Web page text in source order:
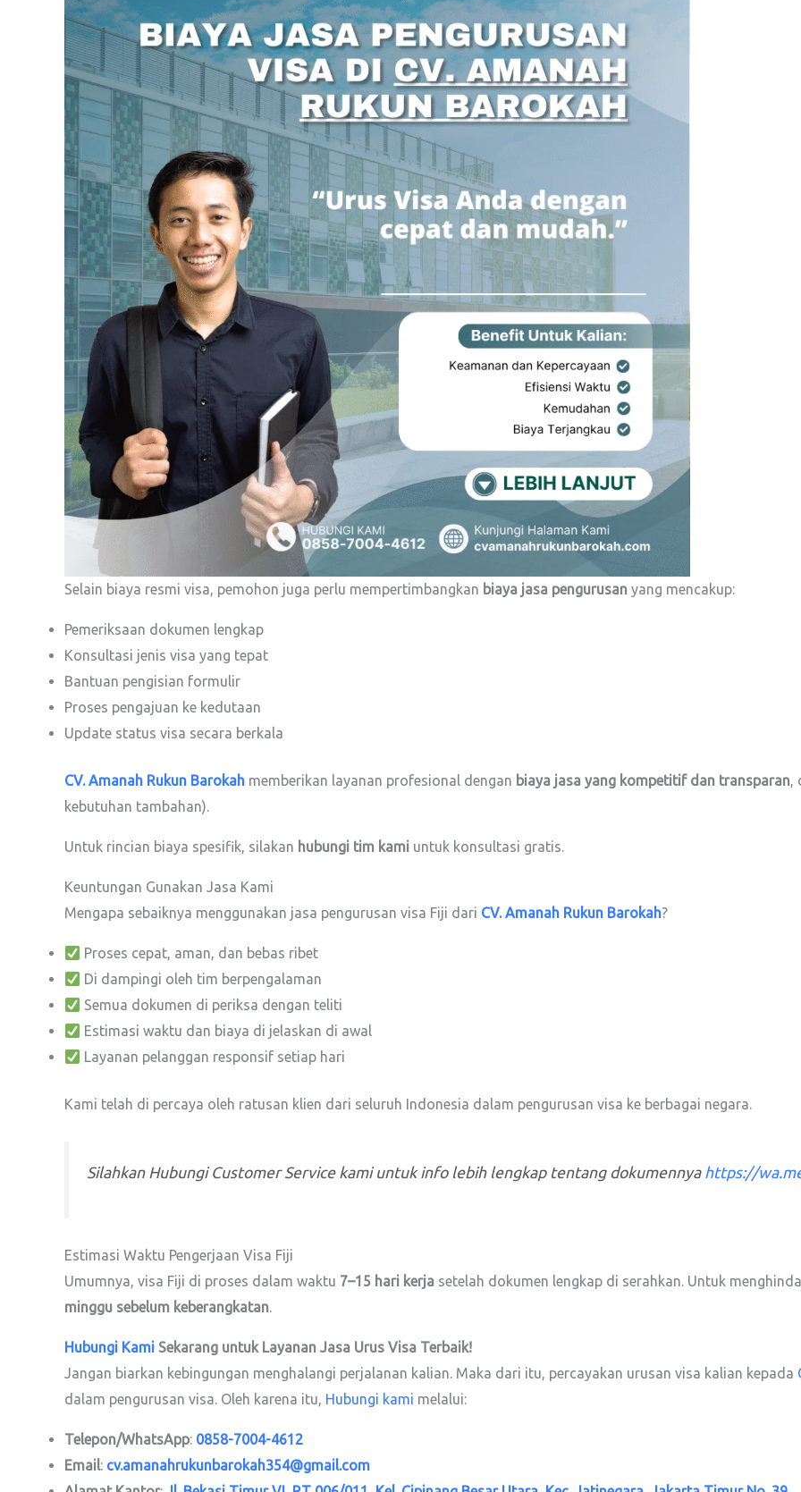
Selain biaya resmi visa, pemohon juga perlu mempertimbangkan biaya jasa pengurusan yang mencakup:
Pemeriksaan dokumen lengkap
Konsultasi jenis visa yang tepat
Bantuan pengisian formulir
Proses pengajuan ke kedutaan
Update status visa secara berkala
CV. Amanah Rukun Barokah memberikan layanan profesional dengan biaya jasa yang kompetitif dan transparan,
kebutuhan tambahan).
Untuk rincian biaya spesifik, silakan hubungi tim kami untuk konsultasi gratis.
Keuntungan Gunakan Jasa Kami
Mengapa sebaiknya menggunakan jasa pengurusan visa Fiji dari CV. Amanah Rukun Barokah?
Proses cepat, aman, dan bebas ribet
Di dampingi oleh tim berpengalaman
Semua dokumen di periksa dengan teliti
Estimasi waktu dan biaya di jelaskan di awal
Layanan pelanggan responsif setiap hari
Kami telah di percaya oleh ratusan klien dari seluruh Indonesia dalam pengurusan visa ke berbagai negara.
Silahkan Hubungi Customer Service kami untuk info lebih lengkap tentang dokumennya https://
Estimasi Waktu Pengerjaan Visa Fiji
Umumnya, visa Fiji di proses dalam waktu 7–15 hari kerja setelah dokumen lengkap di serahkan. Untuk
minggu sebelum keberangkatan.
Hubungi Kami Sekarang untuk Layanan Jasa Urus Visa Terbaik!
Jangan biarkan kebingungan menghalangi perjalanan kalian. Maka dari itu, percayakan urusan visa kalian kepada
dalam pengurusan visa. Oleh karena itu, Hubungi kami melalui:
Telepon/WhatsApp: 0858-7004-4612
Email: cv.amanahrukunbarokah354@gmail.com